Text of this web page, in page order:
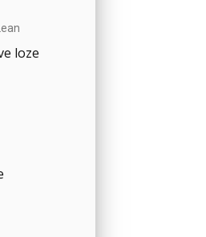
loze